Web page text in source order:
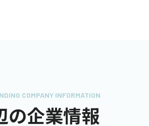
COMPANY INFORMATION
の企業情報